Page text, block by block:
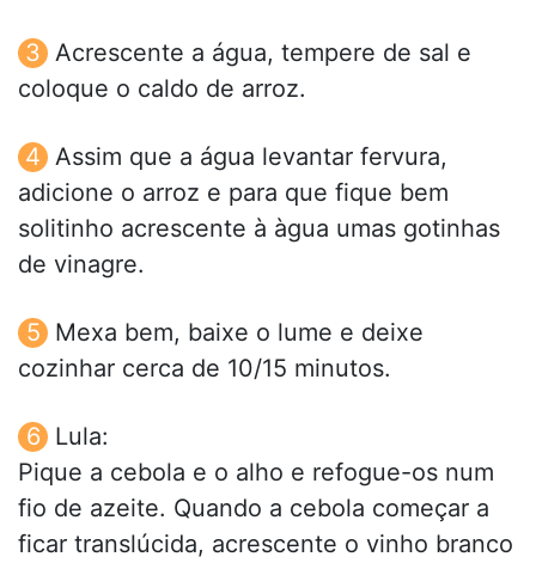
Acrescente a água, tempere de sal e
coloque o caldo de arroz.
Assim que a água levantar fervura,
adicione o arroz e para que fique bem
solitinho acrescente à àgua umas gotinhas
de vinagre.
Mexa bem, baixe o lume e deixe
cozinhar cerca de 10/15 minutos.
Lula:
Pique a cebola e o alho e refogue-os num
fio de azeite. Quando a cebola começar a
ficar translúcida, acrescente o vinho branco